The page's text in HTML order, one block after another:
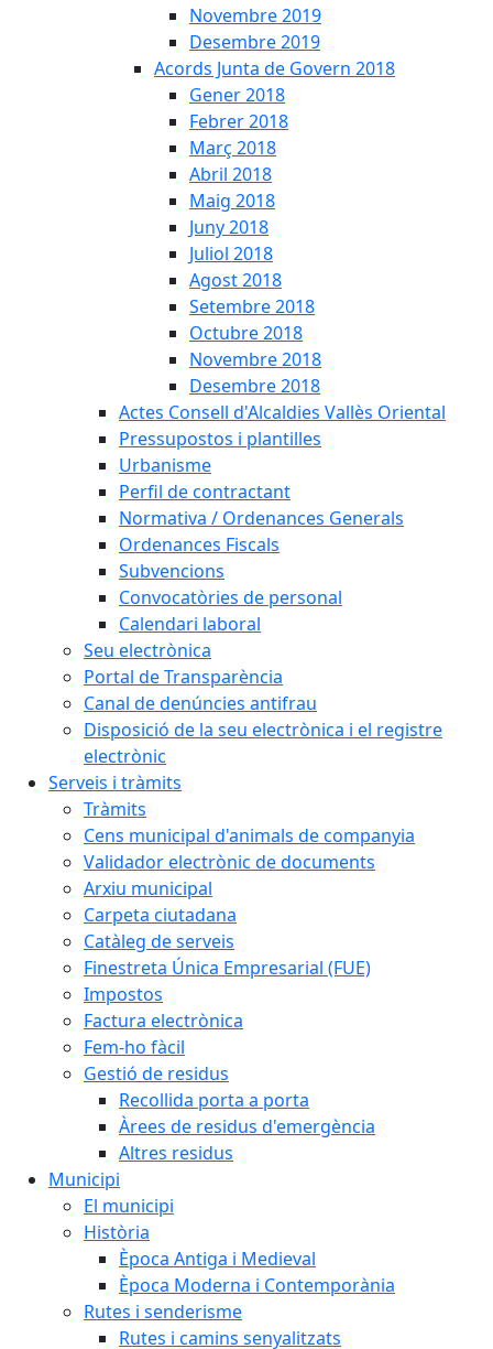
Novembre 2019
Desembre 2019
Acords Junta de Govern 2018
Gener 2018
Febrer 2018
Març 2018
Abril 2018
Maig 2018
Juny 2018
Juliol 2018
Agost 2018
Setembre 2018
Octubre 2018
Novembre 2018
Desembre 2018
Actes Consell d'Alcaldies Vallès Oriental
Pressupostos i plantilles
Urbanisme
Perfil de contractant
Normativa / Ordenances Generals
Ordenances Fiscals
Subvencions
Convocatòries de personal
Calendari laboral
Seu electrònica
Portal de Transparència
Canal de denúncies antifrau
Disposició de la seu electrònica i el registre
electrònic
Serveis i tràmits
Tràmits
Cens municipal d'animals de companyia
Validador electrònic de documents
Arxiu municipal
Carpeta ciutadana
Catàleg de serveis
Finestreta Única Empresarial (FUE)
Impostos
Factura electrònica
Fem-ho fàcil
Gestió de residus
Recollida porta a porta
Àrees de residus d'emergència
Altres residus
Municipi
El municipi
Història
Època Antiga i Medieval
Època Moderna i Contemporània
Rutes i senderisme
Rutes i camins senyalitzats